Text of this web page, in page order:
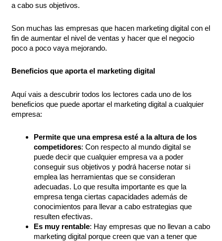
a cabo sus objetivos.
Son muchas las empresas que hacen marketing digital con el
fin de aumentar el nivel de ventas y hacer que el negocio
poco a poco vaya mejorando.
Beneficios que aporta el marketing digital
Aquí vais a descubrir todos los lectores cada uno de los
beneficios que puede aportar el marketing digital a cualquier
empresa:
Permite que una empresa esté a la altura de los
competidores: Con respecto al mundo digital se
puede decir que cualquier empresa va a poder
conseguir sus objetivos y podrá hacerse notar si
emplea las herramientas que se consideran
adecuadas. Lo que resulta importante es que la
empresa tenga ciertas capacidades además de
conocimientos para llevar a cabo estrategias que
resulten efectivas.
Es muy rentable: Hay empresas que no llevan a cabo
marketing digital porque creen que van a tener que